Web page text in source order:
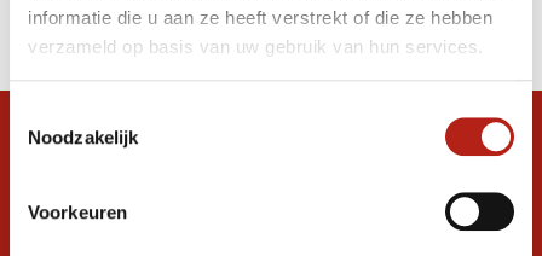
informatie die u aan ze heeft verstrekt of die ze hebben
verzameld op basis van uw gebruik van hun services.
Noodzakelijk
Voorkeuren
Filter
Sorteren op
Snel antwoord op je vraag?
graag verder. 24/7